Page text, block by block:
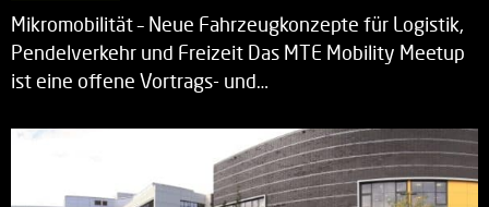
Mikromobilität – Neue Fahrzeugkonzepte für Logistik,
Pendelverkehr und Freizeit Das MTE Mobility Meetup
ist eine offene Vortrags- und…